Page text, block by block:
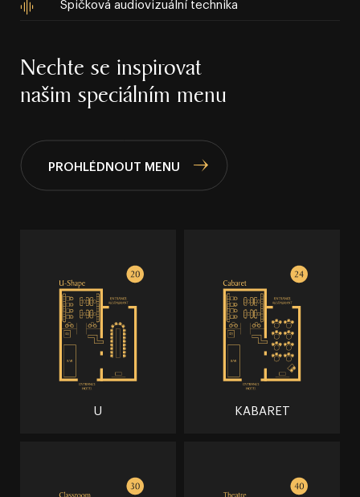
Špičková audiovizuální technika
Nechte se inspirovat
našim speciálním menu
PROHLÉDNOUT MENU
U KABARET